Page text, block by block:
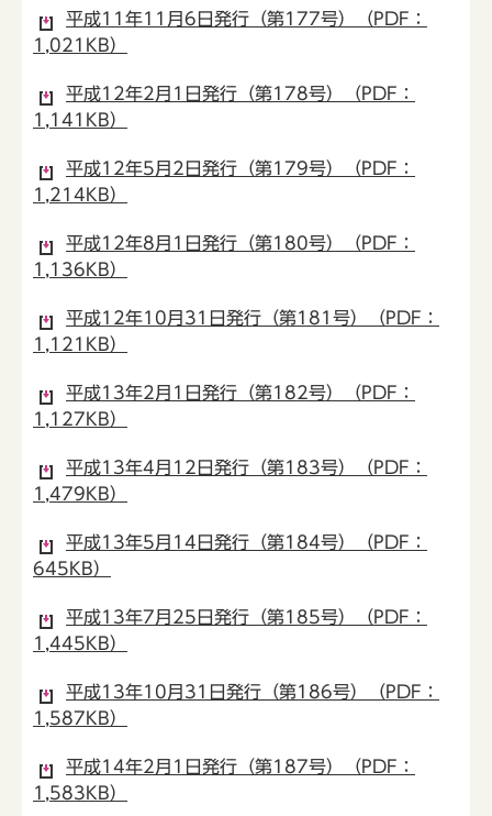
平成11年11月6日発行（第177号）（PDF：
1,021KB）
平成12年2月1日発行（第178号）（PDF：
1,141KB）
平成12年5月2日発行（第179号）（PDF：
1,214KB）
平成12年8月1日発行（第180号）（PDF：
1,136KB）
平成12年10月31日発行（第181号）（PDF：
1,121KB）
平成13年2月1日発行（第182号）（PDF：
1,127KB）
平成13年4月12日発行（第183号）（PDF：
1,479KB）
平成13年5月14日発行（第184号）（PDF：
645KB）
平成13年7月25日発行（第185号）（PDF：
1,445KB）
平成13年10月31日発行（第186号）（PDF：
1,587KB）
平成14年2月1日発行（第187号）（PDF：
1,583KB）